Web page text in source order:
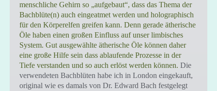
menschliche Gehirn so „aufgebaut“, dass das Thema der
Bachblüte(n) auch eingeatmet werden und holographisch
für den Körperelfen greifen kann. Denn gerade ätherische
Öle haben einen großen Einfluss auf unser limbisches
System. Gut ausgewählte ätherische Öle können daher
eine große Hilfe sein dass ablaufende Prozesse in der
Tiefe verstanden und so auch erlöst werden können. Die
verwendeten Bachblüten habe ich in London eingekauft,
original wie es damals von Dr. Edward Bach festgelegt